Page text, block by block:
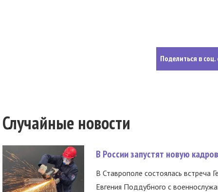
Поделиться в соц.
Случайные новости
В России запустят новую
В Ставрополе состоялась встреча
Евгения Поддубного с